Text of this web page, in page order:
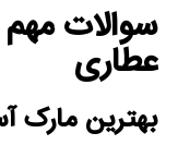
سوالات
عطاری
بهترین مارک